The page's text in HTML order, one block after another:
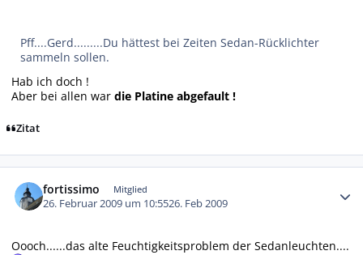
Pff....Gerd.........Du hättest bei Zeiten Sedan-Rücklichter
sammeln sollen.
Hab ich doch !
Aber bei allen war die Platine abgefault !
Zitat
fortissimo Mitglied
26. Februar 2009 um 10:5526. Feb 2009
Oooch......das alte Feuchtigkeitsproblem der Sedanleuchten....